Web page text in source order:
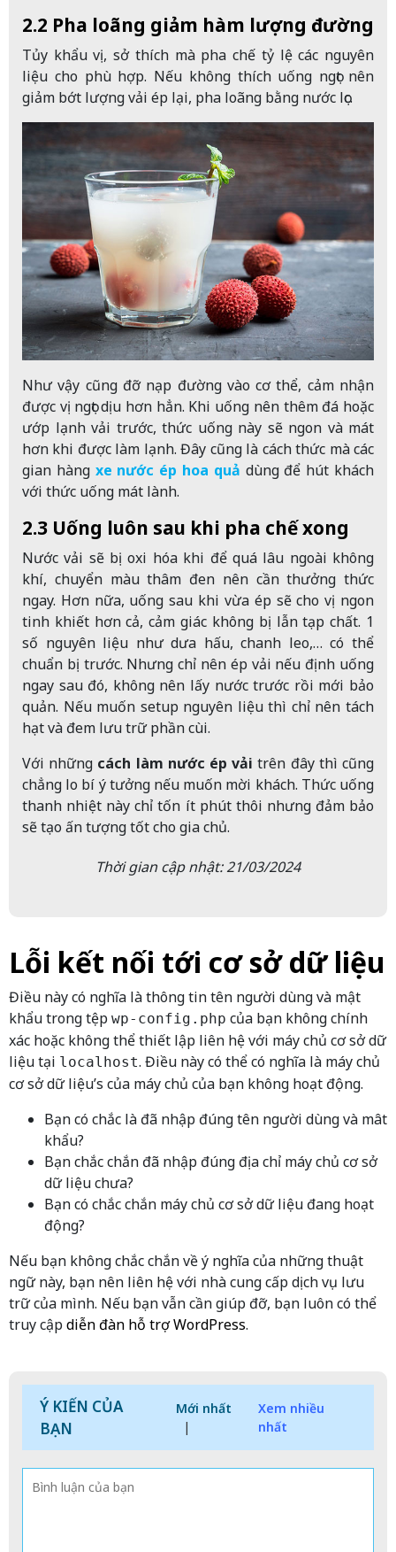
2.2 Pha loãng giảm hàm lượng đường
Tủy khẩu vị, sở thích mà pha chế tỷ lệ các nguyên
liệu cho phù hợp. Nếu không thích uống ngọt nên
giảm bớt lượng vải ép lại, pha loãng bằng nước lọc.
Như vậy cũng đỡ nạp đường vào cơ thể, cảm nhận
được vị ngọt dịu hơn hẳn. Khi uống nên thêm đá hoặc
ướp lạnh vải trước, thức uống này sẽ ngon và mát
hơn khi được làm lạnh. Đây cũng là cách thức mà các
gian hàng xe nước ép hoa quả dùng để hút khách
với thức uống mát lành.
2.3 Uống luôn sau khi pha chế xong
Nước vải sẽ bị oxi hóa khi để quá lâu ngoài không
khí, chuyển màu thâm đen nên cần thưởng thức
ngay. Hơn nữa, uống sau khi vừa ép sẽ cho vị ngon
tinh khiết hơn cả, cảm giác không bị lẫn tạp chất. 1
số nguyên liệu như dưa hấu, chanh leo,… có thể
chuẩn bị trước. Nhưng chỉ nên ép vải nếu định uống
ngay sau đó, không nên lấy nước trước rồi mới bảo
quản. Nếu muốn setup nguyên liệu thì chỉ nên tách
hạt và đem lưu trữ phần cùi.
Với những cách làm nước ép vải trên đây thì cũng
chẳng lo bí ý tưởng nếu muốn mời khách. Thức uống
thanh nhiệt này chỉ tốn ít phút thôi nhưng đảm bảo
sẽ tạo ấn tượng tốt cho gia chủ.
Thời gian cập nhật: 21/03/2024
Lỗi kết nối tới cơ sở dữ liệu
Điều này có nghĩa là thông tin tên người dùng và mật
khẩu trong tệp wp-config.php của bạn không chính
xác hoặc không thể thiết lập liên hệ với máy chủ cơ sở dữ
liệu tại localhost. Điều này có thể có nghĩa là máy chủ
cơ sở dữ liệu’s của máy chủ của bạn không hoạt động.
Bạn có chắc là đã nhập đúng tên người dùng và mât
khẩu?
Bạn chắc chắn đã nhập đúng địa chỉ máy chủ cơ sở
dữ liệu chưa?
Bạn có chắc chắn máy chủ cơ sở dữ liệu đang hoạt
động?
Nếu bạn không chắc chắn về ý nghĩa của những thuật
ngữ này, bạn nên liên hệ với nhà cung cấp dịch vụ lưu
trữ của mình. Nếu bạn vẫn cần giúp đỡ, bạn luôn có thể
truy cậpdiễn đàn hỗ trợ WordPress.
Ý KIẾN CỦA
BẠN
Mới nhất
|
Xem nhiều
nhất